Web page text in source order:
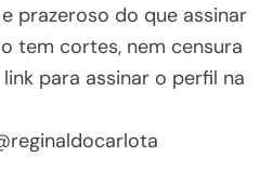
prazeroso do que assinar
tem cortes, nem censura
para assinar o perfil na